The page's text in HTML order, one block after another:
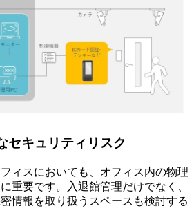
セキュリティリスク
ィスにおいても、オフィス内の物理
重要です。入退館管理だけでなく、
情報を取り扱うスペースも検討する